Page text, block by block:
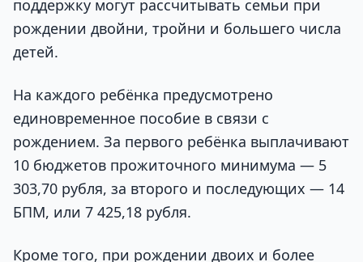
поддержку могут рассчитывать семьи при
рождении двойни, тройни и большего числа
детей.
На каждого ребёнка предусмотрено
единовременное пособие в связи с
рождением. За первого ребёнка выплачивают
10 бюджетов прожиточного минимума — 5
303,70 рубля, за второго и последующих — 14
БПМ, или 7 425,18 рубля.
Кроме того, при рождении двоих и более